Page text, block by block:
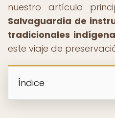
nuestro artículo
Salvaguardia de
tradicionales
este viaje de
Índice